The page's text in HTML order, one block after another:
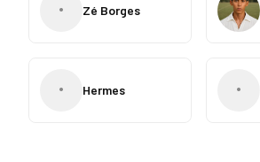
• Zé Borges
• Hermes •